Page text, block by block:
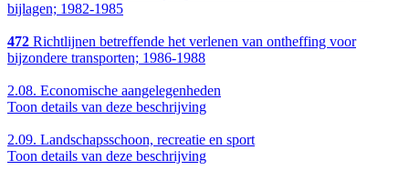
bijlagen; 1982-1985
472 Richtlijnen betreffende het verlenen van ontheffing voor
bijzondere transporten; 1986-1988
2.08. Economische aangelegenheden
Toon details van deze beschrijving
2.09. Landschapsschoon, recreatie en sport
Toon details van deze beschrijving